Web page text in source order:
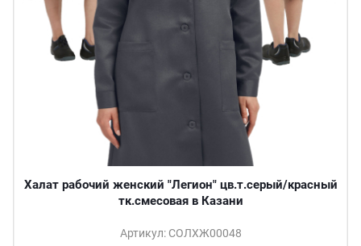
Халат рабочий женский "Легион" цв.т.серый/красный
тк.смесовая в Казани
Артикул: СОЛХЖ00048